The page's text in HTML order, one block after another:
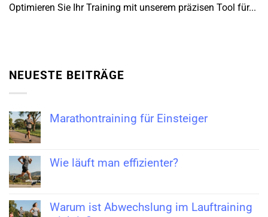
Optimieren Sie Ihr Training mit unserem präzisen Tool für...
NEUESTE BEITRÄGE
Marathontraining für Einsteiger
Wie läuft man effizienter?
Warum ist Abwechslung im Lauftraining